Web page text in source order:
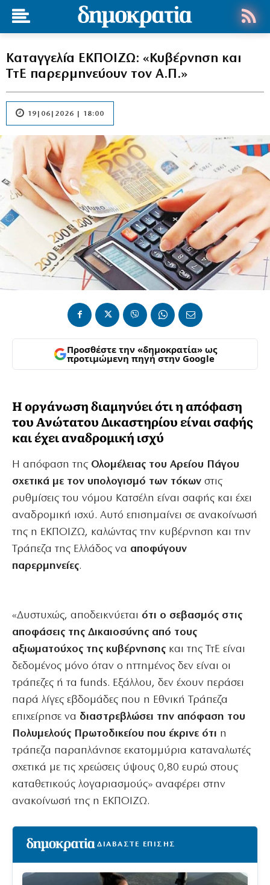
Καταγγελία ΕΚΠΟΙΖΩ: «Κυβέρνηση και
ΤτΕ παρερμηνεύουν τον Α.Π.»
19|06|2026 | 18:00
Προσθέστε την «δημοκρατία» ως
προτιμώμενη πηγή στην Google
Η οργάνωση διαμηνύει ότι η απόφαση
του Ανώτατου Δικαστηρίου είναι σαφής
και έχει αναδρομική ισχύ
Η απόφαση της Ολομέλειας του Αρείου Πάγου
σχετικά με τον υπολογισμό των τόκων στις
ρυθμίσεις του νόμου Κατσέλη είναι σαφής και έχει
αναδρομική ισχύ. Αυτό επισημαίνει σε ανακοίνωσή
της η ΕΚΠΟΙΖΩ, καλώντας την κυβέρνηση και την
Τράπεζα της Ελλάδος να αποφύγουν
παρερμηνείες.
«Δυστυχώς, αποδεικνύεται ότι ο σεβασμός στις
αποφάσεις της Δικαιοσύνης από τους
αξιωματούχος της κυβέρνησης και της ΤτΕ είναι
δεδομένος μόνο όταν ο ηττημένος δεν είναι οι
τράπεζες ή τα funds. Εξάλλου, δεν έχουν περάσει
παρά λίγες εβδομάδες που η Εθνική Τράπεζα
επιχείρησε να διαστρεβλώσει την απόφαση του
Πολυμελούς Πρωτοδικείου που έκρινε ότι η
τράπεζα παραπλάνησε εκατομμύρια καταναλωτές
σχετικά με τις χρεώσεις ύψους 0,80 ευρώ στους
καταθετικούς λογαριασμούς» αναφέρει στην
ανακοίνωσή της η ΕΚΠΟΙΖΩ.
ΔΙΑΒΑΣΤΕ ΕΠΙΣΗΣ